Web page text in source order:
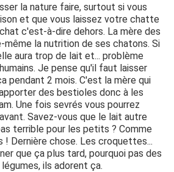
la nature faire, surtout si vous
et que vous laissez votre chatte
c'est-à-dire dehors. La mère des
même la nutrition de ses chatons. Si
aura trop de lait et... problème
Je pense qu'il faut laisser
pendant 2 mois. C'est la mère qui
des bestioles donc à les
Une fois sevrés vous pourrez
Savez-vous que le lait autre
terrible pour les petits ? Comme
! Dernière chose. Les croquettes...
que ça plus tard, pourquoi pas des
ils adorent ça.